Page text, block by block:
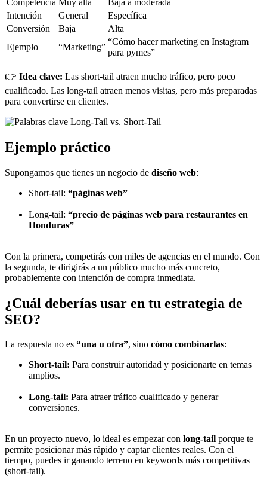
Intención
General
Específica
Conversión
Baja
Alta
Ejemplo
“Marketing”
“Cómo hacer marketing en Instagram
para pymes”
👉 Idea clave: Las short-tail atraen mucho tráfico, pero poco
cualificado. Las long-tail atraen menos visitas, pero más preparadas
para convertirse en clientes.
Ejemplo práctico
Supongamos que tienes un negocio de diseño web:
Short-tail: “páginas web”
Long-tail: “precio de páginas web para restaurantes en
Honduras”
Con la primera, competirás con miles de agencias en el mundo. Con
la segunda, te dirigirás a un público mucho más concreto,
probablemente con intención de compra inmediata.
¿Cuál deberías usar en tu estrategia de
SEO?
La respuesta no es “una u otra”, sino cómo combinarlas:
Short-tail: Para construir autoridad y posicionarte en temas
amplios.
Long-tail: Para atraer tráfico cualificado y generar
conversiones.
En un proyecto nuevo, lo ideal es empezar con long-tail porque te
permite posicionar más rápido y captar clientes reales. Con el
tiempo, puedes ir ganando terreno en keywords más competitivas
(short-tail).